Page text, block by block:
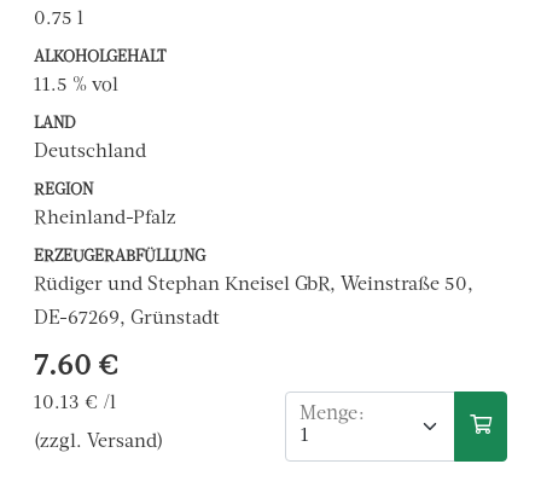
0.75 l
ALKOHOLGEHALT
11.5 % vol
LAND
Deutschland
REGION
Rheinland-Pfalz
ERZEUGERABFÜLLUNG
Rüdiger und Stephan Kneisel GbR, Weinstraße 50,
DE-67269, Grünstadt
7.60 €
10.13 € /l
(zzgl. Versand)
Menge: